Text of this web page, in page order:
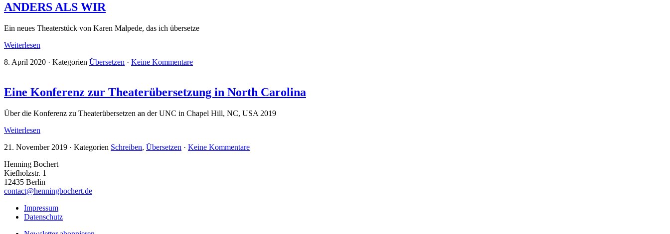
ANDERS ALS WIR
Ein neues Theaterstück von Karen Malpede, das ich übersetze
Weiterlesen
8. April 2020 · Kategorien Übersetzen · Keine Kommentare
Eine Konferenz zur Theater­übersetzung in North Carolina
Über die Konferenz zu Theaterübersetzen an der UNC in Chapel Hill, NC, USA 2019
Weiterlesen
21. November 2019 · Kategorien Schreiben, Übersetzen · Keine Kommentare
Henning Bochert
Kiefholzstr. 1
12435 Berlin
contact@henningbochert.de
Impressum
Datenschutz